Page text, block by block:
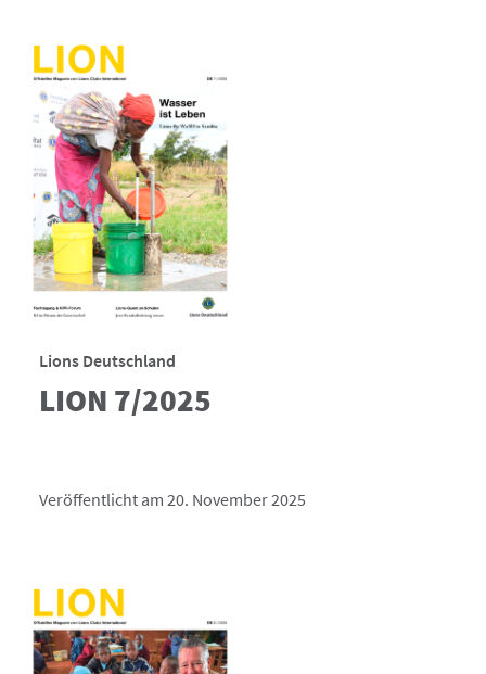
Lions Deutschland
LION 7/2025
Veröffentlicht am 20. November 2025